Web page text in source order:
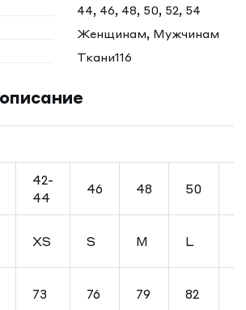
44, 46, 48, 50, 52, 54
Женщинам, Мужчинам
Ткани116
42-
44
46 48 50
XS S M L
73 76 79 82